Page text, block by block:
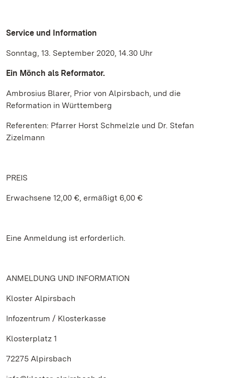
Service und Information
Sonntag, 13. September 2020, 14.30 Uhr
Ein Mönch als Reformator.
Ambrosius Blarer, Prior von Alpirsbach, und die
Reformation in Württemberg
Referenten: Pfarrer Horst Schmelzle und Dr. Stefan
Zizelmann
PREIS
Erwachsene 12,00 €, ermäßigt 6,00 €
Eine Anmeldung ist erforderlich.
ANMELDUNG UND INFORMATION
Kloster Alpirsbach
Infozentrum / Klosterkasse
Klosterplatz 1
72275 Alpirsbach